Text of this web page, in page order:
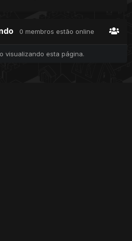
0 membros estão online
visualizando esta página.